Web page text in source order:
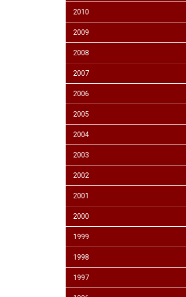
2010
2009
2008
2007
2006
2005
2004
2003
2002
2001
2000
1999
1998
1997